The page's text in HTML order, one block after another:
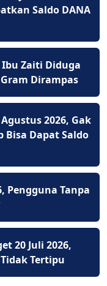
Saldo DANA
Zaiti Diduga
Dirampas
2026, Gak
Bisa Dapat Saldo
Pengguna Tanpa
20 Juli 2026,
Tertipu